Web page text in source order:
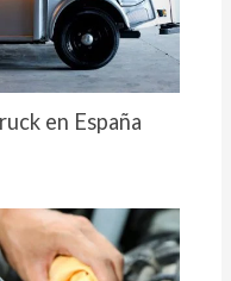
en España